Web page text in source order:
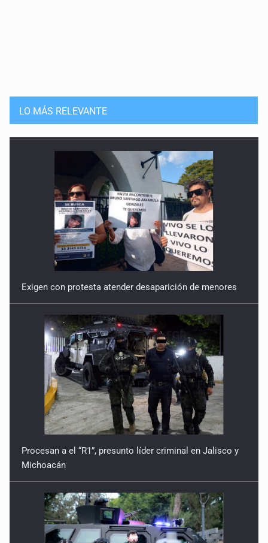
LO MÁS RELEVANTE
Exigen con protesta atender desaparición de menores
Procesan a el “R1”, presunto líder criminal en Jalisco y
Michoacán